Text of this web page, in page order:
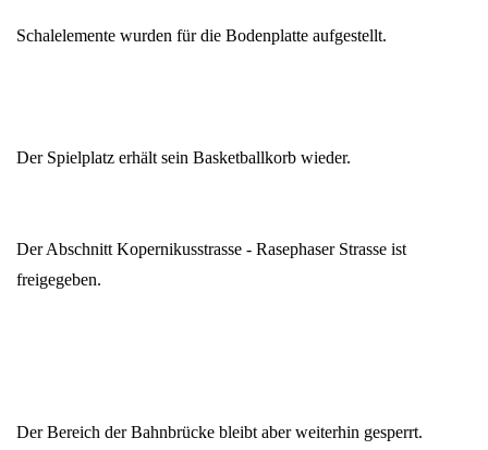
Schalelemente wurden für die Bodenplatte aufgestellt.
Der Spielplatz erhält sein Basketballkorb wieder.
Der Abschnitt Kopernikusstrasse - Rasephaser Strasse ist
freigegeben.
Der Bereich der Bahnbrücke bleibt aber weiterhin gesperrt.